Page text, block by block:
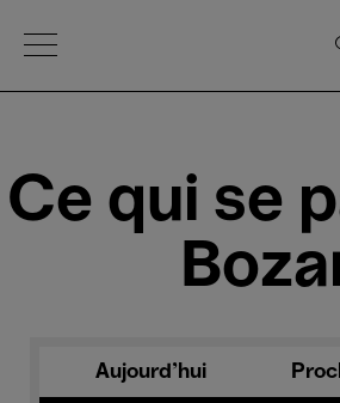
Open Menu
Ce qui se
Aujourd'hui